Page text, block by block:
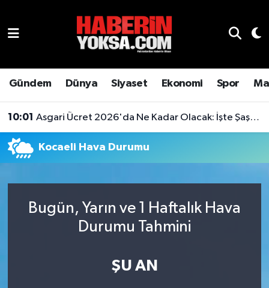
Gündem Dünya Siyaset Ekonomi Spor
10:01 Asgari Ücret 2026'da Ne Kadar Olacak: İşte Şaşırtan Rakam
Kocaeli Hava Durumu
Bugün, Yarın ve 1 Haftalık Hava
Durumu Tahmini
ŞU AN
Hava Durumu